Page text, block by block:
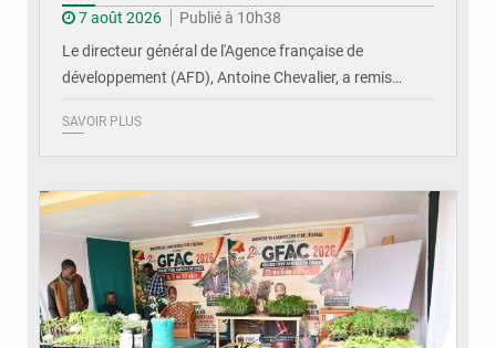
7 août 2026
Publié à 10h38
Le directeur général de l'Agence française de
développement (AFD), Antoine Chevalier, a remis…
SAVOIR PLUS